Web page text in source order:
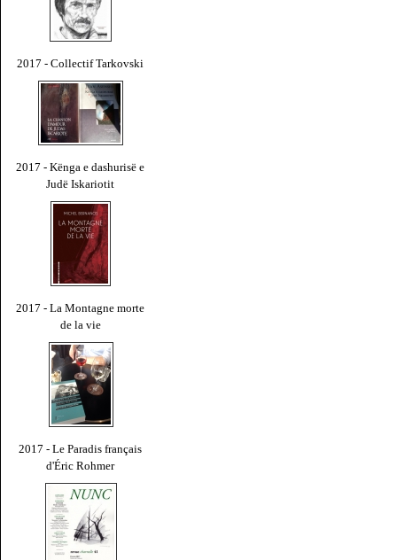
2017 - Collectif Tarkovski
2017 - Kënga e dashurisë e
Judë Iskariotit
2017 - La Montagne morte
de la vie
2017 - Le Paradis français
d'Éric Rohmer